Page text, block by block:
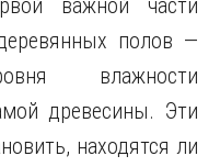
важной части
полов —
влажности
древесины. Эти
находятся ли